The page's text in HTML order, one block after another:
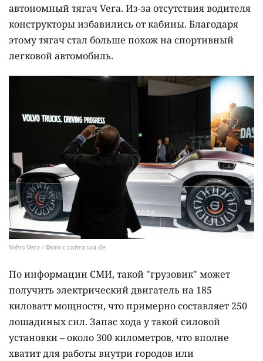
автономный тягач Vera. Из-за отсутствия водителя
конструкторы избавились от кабины. Благодаря
этому тягач стал больше похож на спортивный
легковой автомобиль.
Volvo Vera / Фото с сайта iaa.de
По информации СМИ, такой "грузовик" может
получить электрический двигатель на 185
киловатт мощности, что примерно составляет 250
лошадиных сил. Запас хода у такой силовой
установки – около 300 километров, что вполне
хватит для работы внутри городов или